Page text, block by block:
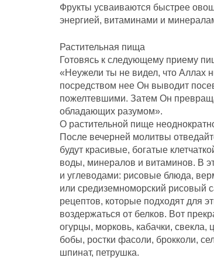
Фрукты усваиваются быстрее
энергией, витаминами и
Растительная пища
Готовясь к следующему приему
«Неужели ты не видел, что Аллах
посредством нее Он выводит
пожелтевшими. Затем Он
обладающих разумом».
О растительной пище
После вечерней молитвы
будут красивые, богатые
воды, минералов и витаминов. В
и углеводами: рисовые блюда,
или средиземноморский рисовый
рецептов, которые подходят для
воздержаться от белков. Вот
огурцы, морковь, кабачки, свекла,
бобы, ростки фасоли, брокколи,
шпинат, петрушка.